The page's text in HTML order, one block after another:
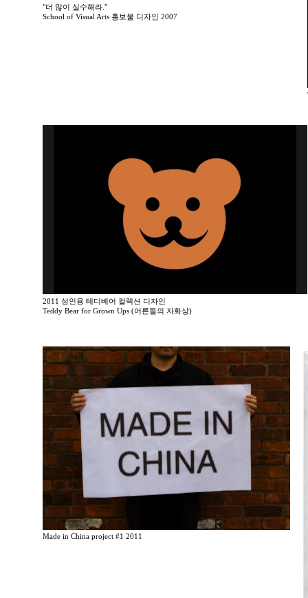
"더 많이 실수해라."
School of Visual Arts 홍보물 디자인 2007
2011 성인용 테디베어 컬렉션 디자인
Teddy Bear for Grown Ups (어른들의 자화상)
Made in China project #1 2011